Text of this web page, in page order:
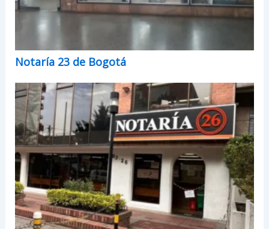
Notaría 23 de Bogotá